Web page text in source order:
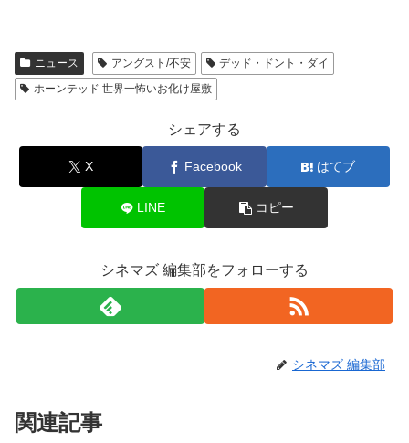
ニュース アングスト/不安
デッド・ドント・ダイ
ホーンテッド 世界一怖いお化け屋敷
シェアする
X Facebook はてブ
LINE コピー
シネマズ 編集部をフォローする
シネマズ 編集部
関連記事